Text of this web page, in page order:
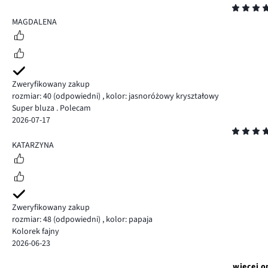
5
MAGDALENA
Zweryfikowany zakup
rozmiar: 40 (odpowiedni) , kolor: jasnoróżowy kryształowy
Super bluza . Polecam
2026-07-17
5
KATARZYNA
Zweryfikowany zakup
rozmiar: 48 (odpowiedni) , kolor: papaja
Kolorek fajny
2026-06-23